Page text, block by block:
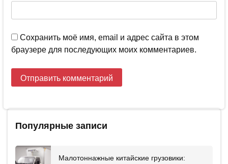
Сохранить моё имя, email и адрес сайта в этом
браузере для последующих моих комментариев.
Популярные записи
Малотоннажные китайские грузовики: